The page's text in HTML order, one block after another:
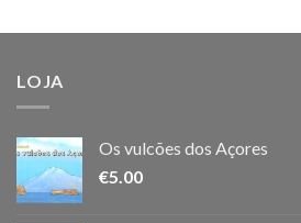
LOJA
Os vulcões dos Açores
€5.00